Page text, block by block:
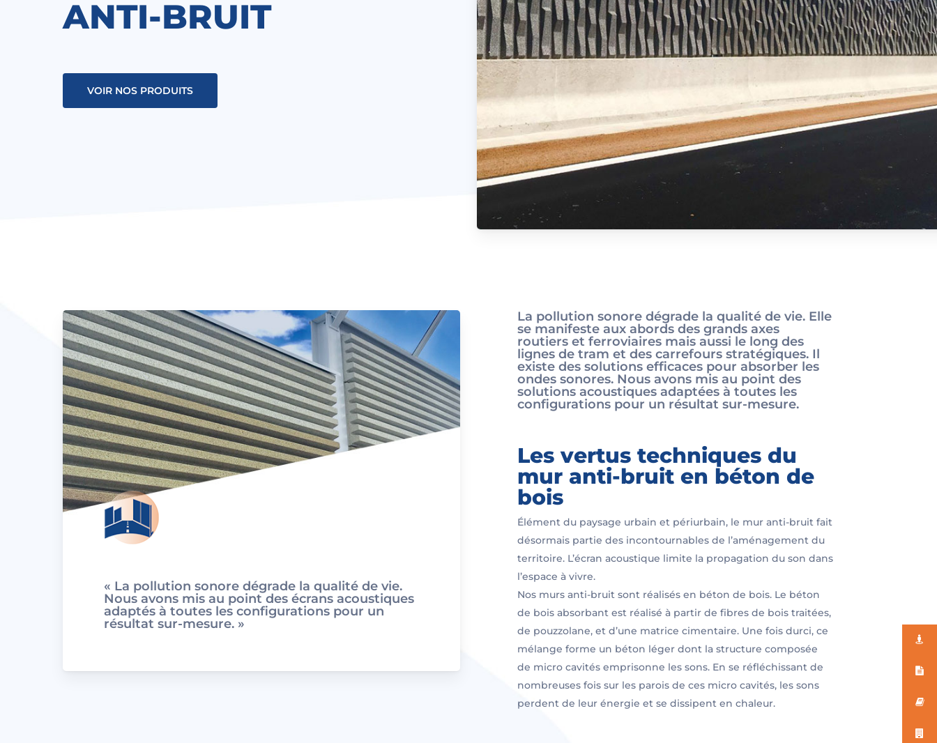
ANTI-BRUIT
VOIR NOS PRODUITS
« La pollution sonore dégrade la qualité de vie.
Nous avons mis au point des écrans acoustiques
adaptés à toutes les configurations pour un
résultat sur-mesure. »
La pollution sonore dégrade la qualité de vie. Elle
se manifeste aux abords des grands axes
routiers et ferroviaires mais aussi le long des
lignes de tram et des carrefours stratégiques. Il
existe des solutions efficaces pour absorber les
ondes sonores. Nous avons mis au point des
solutions acoustiques adaptées à toutes les
configurations pour un résultat sur-mesure.
Les vertus techniques du
mur anti-bruit en béton de
bois
Élément du paysage urbain et périurbain, le mur anti-bruit fait
désormais partie des incontournables de l’aménagement du
territoire. L’écran acoustique limite la propagation du son dans
l’espace à vivre.
Nos murs anti-bruit sont réalisés en béton de bois. Le béton
de bois absorbant est réalisé à partir de fibres de bois traitées,
de pouzzolane, et d’une matrice cimentaire. Une fois durci, ce
mélange forme un béton léger dont la structure composée
de micro cavités emprisonne les sons. En se réfléchissant de
nombreuses fois sur les parois de ces micro cavités, les sons
perdent de leur énergie et se dissipent en chaleur.